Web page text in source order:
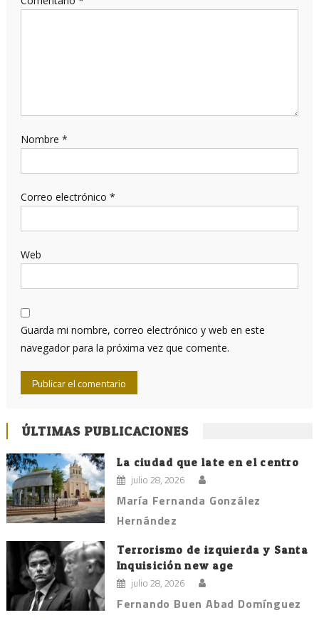
Nombre *
Correo electrónico *
Web
Guarda mi nombre, correo electrónico y web en este
navegador para la próxima vez que comente.
ÚLTIMAS PUBLICACIONES
La ciudad que late en el centro
julio 28, 2026
María Fernanda González
Hernández
Terrorismo de izquierda y Santa
Inquisición new age
julio 28, 2026
Fernando Buen Abad Domínguez